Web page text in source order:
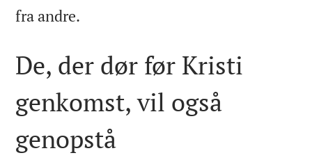
fra andre.
De, der dør før Kristi
genkomst, vil også
genopstå